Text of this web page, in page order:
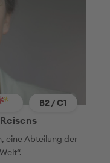
B2 / C1
eine Abteilung der